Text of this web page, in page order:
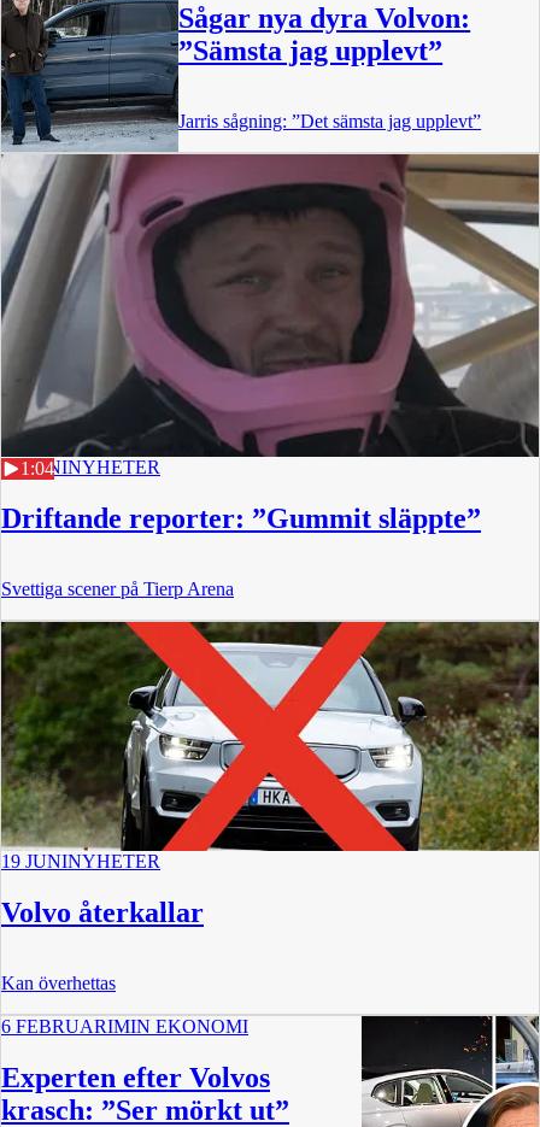
Sågar nya dyra Volvon:
”Sämsta jag upplevt”
Jarris sågning: ”Det sämsta jag upplevt”
1:04
30 JUNINYHETER
Driftande reporter: ”Gummit släppte”
Svettiga scener på Tierp Arena
19 JUNINYHETER
Volvo återkallar
Kan överhettas
6 FEBRUARIMIN EKONOMI
Experten efter Volvos
krasch: ”Ser mörkt ut”